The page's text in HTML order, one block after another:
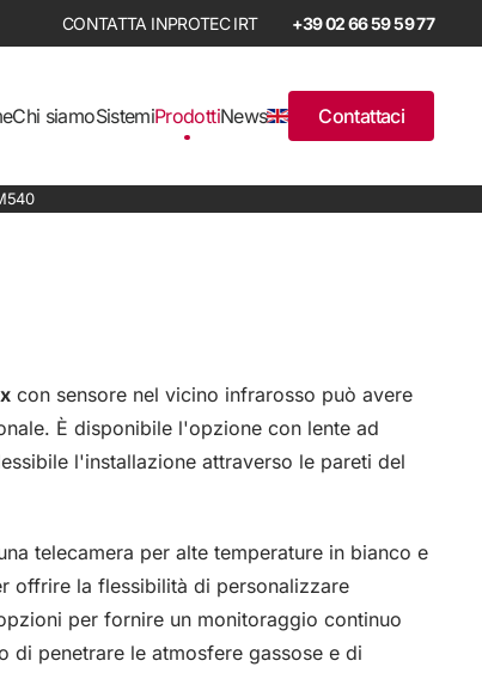
+39 02 66 59 59 77
Chi siamoSistemiProdottiNews Contattaci
con sensore nel vicino infrarosso può avere
È disponibile l'opzione con lente ad
l'installazione attraverso le pareti del
telecamera per alte temperature in bianco e
offrire la flessibilità di personalizzare
per fornire un monitoraggio continuo
di penetrare le atmosfere gassose e di